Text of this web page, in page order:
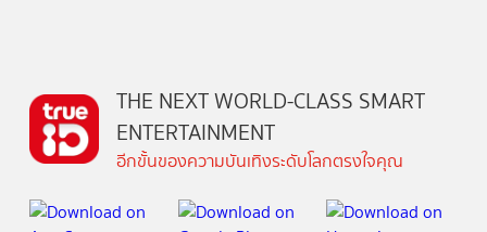
THE NEXT WORLD-CLASS SMART
ENTERTAINMENT
อีกขั้นของความบันเทิงระดับโลกตรงใจคุณ